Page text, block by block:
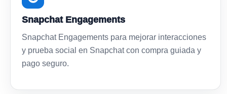
Snapchat Engagements
Snapchat Engagements para mejorar interacciones
y prueba social en Snapchat con compra guiada y
pago seguro.